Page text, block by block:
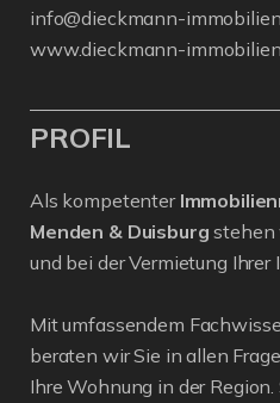
info@dieckmann-
www.dieckmann-
PROFIL
Als kompetenter
Menden & Duisburg stehen
und bei der Vermietung Ihrer
Mit umfassendem
beraten wir Sie in allen
Ihre Wohnung in der